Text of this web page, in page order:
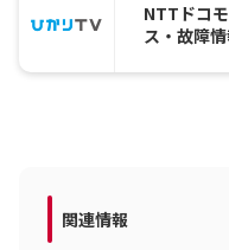
NTTドコ
ス・故障
関連情報